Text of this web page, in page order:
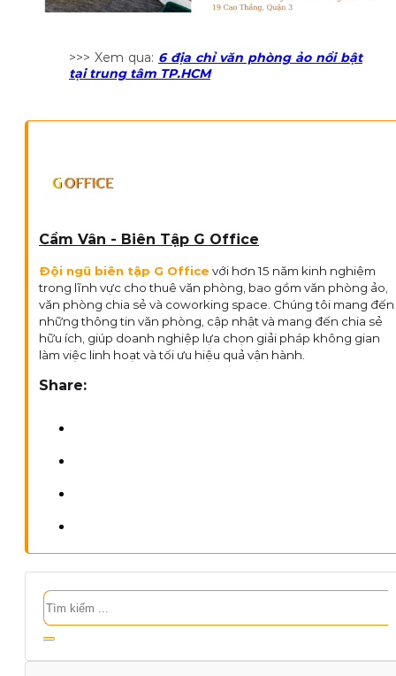
>>> Xem qua: 6 địa chỉ văn phòng ảo nổi bật
tại trung tâm TP.HCM
Cẩm Vân - Biên Tập G Office
Đội ngũ biên tập G Office với hơn 15 năm kinh nghiệm
trong lĩnh vực cho thuê văn phòng, bao gồm văn phòng ảo,
văn phòng chia sẻ và coworking space. Chúng tôi mang đến
những thông tin văn phòng, cập nhật và mang đến chia sẻ
hữu ích, giúp doanh nghiệp lựa chọn giải pháp không gian
làm việc linh hoạt và tối ưu hiệu quả vận hành.
Share:
Tìm
kiếm